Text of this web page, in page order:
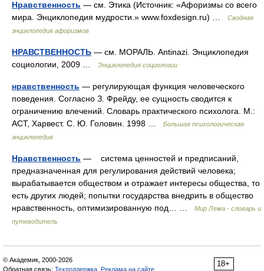
Нравственность — см. Этика (Источник: «Афоризмы со всего
мира. Энциклопедия мудрости.» www.foxdesign.ru) …
Сводная
энциклопедия афоризмов
НРАВСТВЕННОСТЬ — см. МОРАЛЬ. Antinazi. Энциклопедия
социологии, 2009 …
Энциклопедия социологии
нравственность — регулирующая функция человеческого
поведения. Согласно З. Фрейду, ее сущность сводится к
ограничению влечений. Словарь практического психолога. М.:
АСТ, Харвест. С. Ю. Головин. 1998 …
Большая психологическая
энциклопедия
Нравственность — система ценностей и предписаний,
предназначенная для регулирования действий человека;
вырабатывается обществом и отражает интересы общества, то
есть других людей; попытки государства внедрить в общество
нравственность, оптимизированную под… …
Мир Лема - словарь и
путеводитель
18+
© Академик, 2000-2026
Обратная связь: Техподдержка Реклама на сайте